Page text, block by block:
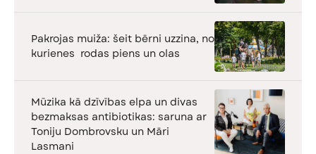
Pakrojas muiža: šeit bērni uzzina, no
kurienes rodas piens un olas
Mūzika kā dzīvības elpa un divas
bezmaksas antibiotikas: saruna ar
Toniju Dombrovsku un Māri
Lasmani